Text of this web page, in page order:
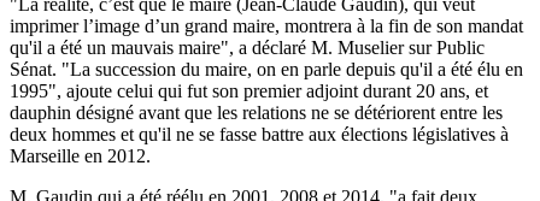
imprimer l’image d’un grand maire, montrera à la fin de son mandat
qu'il a été un mauvais maire", a déclaré M. Muselier sur Public
Sénat. "La succession du maire, on en parle depuis qu'il a été élu en
1995", ajoute celui qui fut son premier adjoint durant 20 ans, et
dauphin désigné avant que les relations ne se détériorent entre les
deux hommes et qu'il ne se fasse battre aux élections législatives à
Marseille en 2012.
M. Gaudin qui a été réélu en 2001, 2008 et 2014, "a fait deux